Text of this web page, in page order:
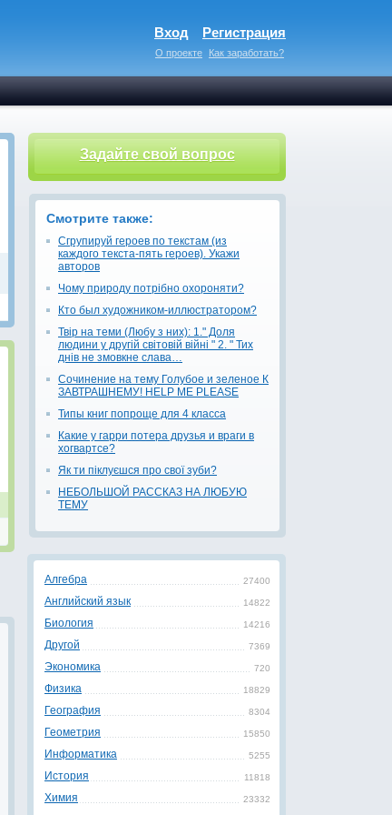
Вход Регистрация
О проекте Как заработать?
Задайте свой вопрос
Смотрите также:
Сгрупируй героев по текстам (из
каждого текста-пять героев). Укажи
авторов
Чому природу потрібно охороняти?
Кто был художником-иллюстратором?
Твір на теми (Любу з них): 1." Доля
людини у другій світовій війні " 2. " Тих
днів не змовкне слава…
Сочинение на тему Голубое и зеленое К
ЗАВТРАШНЕМУ! HELP ME PLEASE
Типы книг попроще для 4 класса
Какие у гарри потера друзья и враги в
хогвартсе?
Як ти піклуєшся про свої зуби?
НЕБОЛЬШОЙ РАССКАЗ НА ЛЮБУЮ
ТЕМУ
27400
Алгебра
14822
Английский язык
14216
Биология
7369
Другой
720
Экономика
18829
Физика
8304
География
15850
Геометрия
5255
Информатика
11818
История
23332
Химия